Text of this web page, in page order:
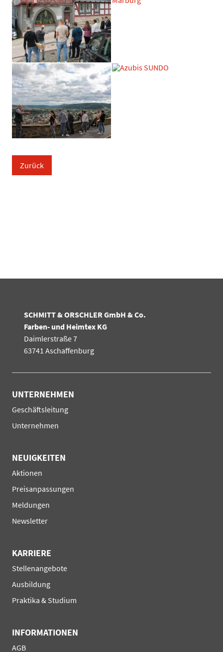
Zurück
SCHMITT & ORSCHLER GmbH & Co.
Farben- und Heimtex KG
Daimlerstraße 7
63741 Aschaffenburg
UNTERNEHMEN
Navigation
überspringen
Geschäftsleitung
Unternehmen
NEUIGKEITEN
Navigation
überspringen
Aktionen
Preisanpassungen
Meldungen
Newsletter
KARRIERE
Navigation
überspringen
Stellenangebote
Ausbildung
Praktika & Studium
INFORMATIONEN
Navigation
AGB